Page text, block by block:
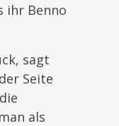
ihr Benno
sagt
Seite
als